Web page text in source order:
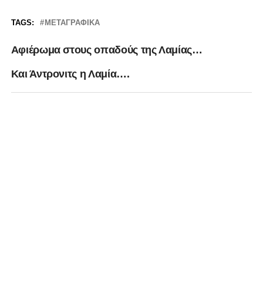
TAGS: ΜΕΤΑΓΡΑΦΙΚΆ
Aφιέρωμα στους οπαδούς της Λαμίας…
Και Άντρονιτς η Λαμία….